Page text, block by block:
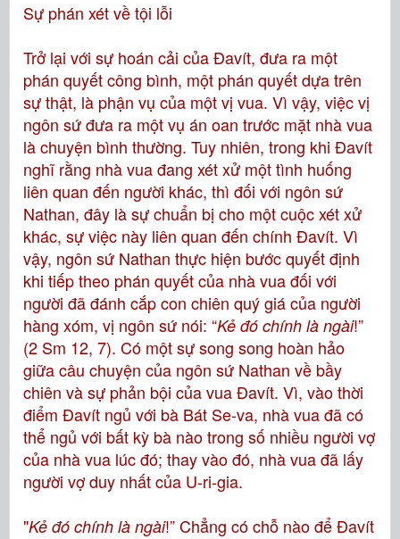
Sự phán xét về tội lỗi
Trở lại với sự hoán cải của Đavít, đưa ra một
phán quyết công bình, một phán quyết dựa trên
sự thật, là phận vụ của một vị vua. Vì vậy, việc vị
ngôn sứ đưa ra một vụ án oan trước mặt nhà vua
là chuyện bình thường. Tuy nhiên, trong khi Đavít
nghĩ rằng nhà vua đang xét xử một tình huống
liên quan đến người khác, thì đối với ngôn sứ
Nathan, đây là sự chuẩn bị cho một cuộc xét xử
khác, sự việc này liên quan đến chính Đavít. Vì
vậy, ngôn sứ Nathan thực hiện bước quyết định
khi tiếp theo phán quyết của nhà vua đối với
người đã đánh cắp con chiên quý giá của người
hàng xóm, vị ngôn sứ nói: “Kẻ đó chính là ngài!”
(2 Sm 12, 7). Có một sự song song hoàn hảo
giữa câu chuyện của ngôn sứ Nathan về bầy
chiên và sự phản bội của vua Đavít. Vì, vào thời
điểm Đavít ngủ với bà Bát Se-va, nhà vua đã có
thể ngủ với bất kỳ bà nào trong số nhiều người vợ
của nhà vua lúc đó; thay vào đó, nhà vua đã lấy
người vợ duy nhất của U-ri-gia.
"Kẻ đó chính là ngài!” Chẳng có chỗ nào để Đavít